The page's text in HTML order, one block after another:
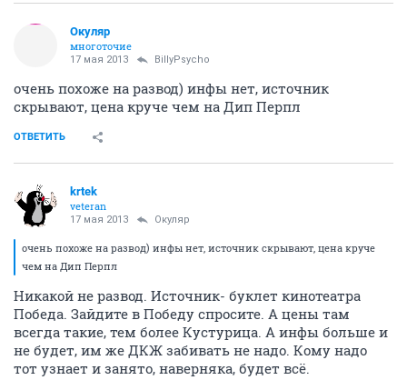
Окуляр
многоточие
17 мая 2013 BillyPsycho
очень похоже на развод) инфы нет, источник
скрывают, цена круче чем на Дип Перпл
ОТВЕТИТЬ
krtek
veteran
17 мая 2013 Окуляр
очень похоже на развод) инфы нет, источник скрывают, цена круче
чем на Дип Перпл
Никакой не развод. Источник- буклет кинотеатра
Победа. Зайдите в Победу спросите. А цены там
всегда такие, тем более Кустурица. А инфы больше и
не будет, им же ДКЖ забивать не надо. Кому надо
тот узнает и занято, наверняка, будет всё.